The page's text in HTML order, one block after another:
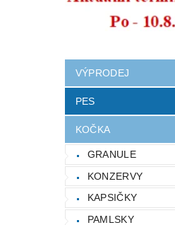
VÝPRODEJ
PES
KOČKA
GRANULE
KONZERVY
KAPSIČKY
PAMLSKY